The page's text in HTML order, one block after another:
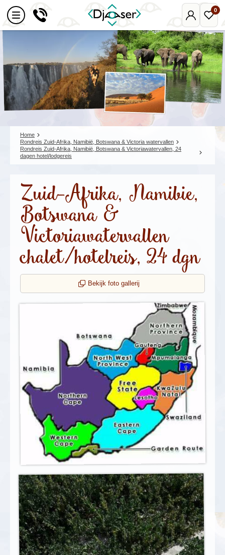
Mijn
Djoser
0
Home
Rondreis Zuid-Afrika, Namibië, Botswana & Victoria watervallen
Rondreis Zuid-Afrika, Namibië, Botswana & Victoriawatervallen, 24
dagen hotel/lodgereis
Zuid-Afrika, Namibie,
Botswana &
Victoriawatervallen
chalet/hotelreis, 24 dgn
Bekijk foto gallerij